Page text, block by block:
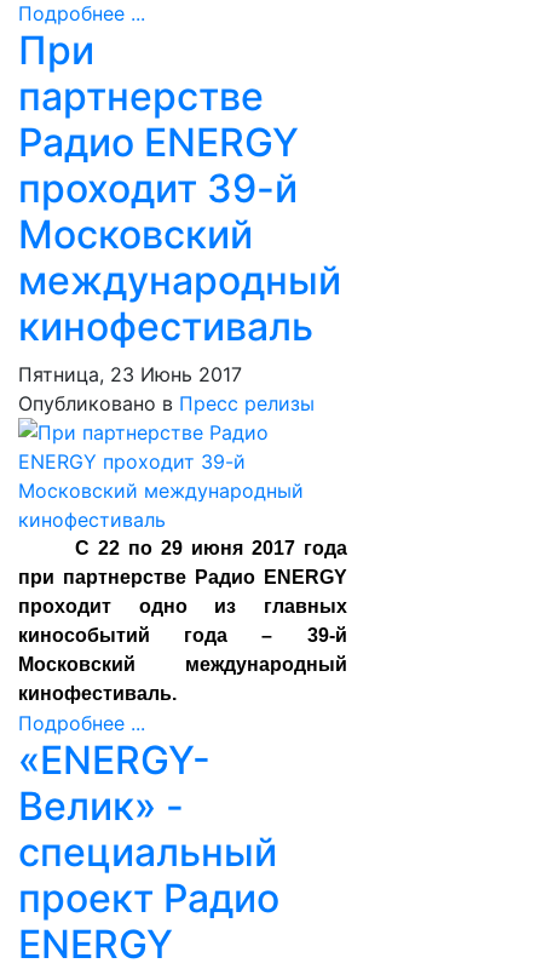
Подробнее ...
При
партнерстве
Радио ENERGY
проходит 39-й
Московский
международный
кинофестиваль
Пятница, 23 Июнь 2017
Опубликовано в Пресс релизы
С 22 по 29 июня 2017 года
при партнерстве Радио ENERGY
проходит одно из главных
кинособытий года – 39-й
Московский международный
кинофестиваль.
Подробнее ...
«ENERGY-
Велик» -
специальный
проект Радио
ENERGY